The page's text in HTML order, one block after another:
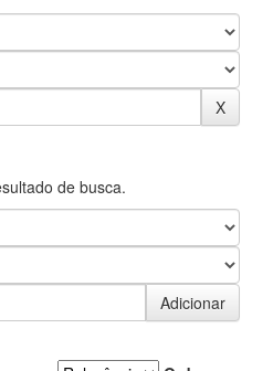
de busca.